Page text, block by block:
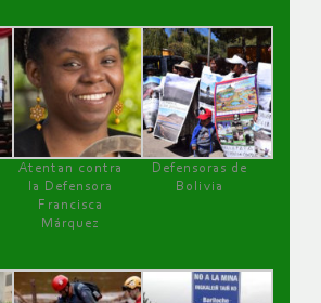
Atentan contra
la Defensora
Francisca
Márquez
Defensoras de
Bolivia